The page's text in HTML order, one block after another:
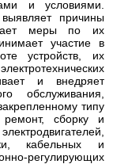
и условиями.
причины
меры по их
участие в
устройств, их
и внедряет
обслуживания,
типу
ремонт, сборку и
кабельных и
регулирующих